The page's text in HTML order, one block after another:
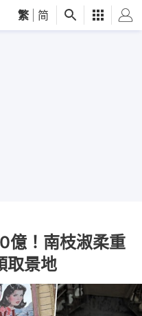
繁 简
億！南枝淑柔重
取景地